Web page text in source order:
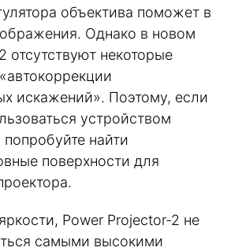
объектива поможет в
Однако в новом
отсутствуют некоторые
искажений». Поэтому, если
устройством
найти
поверхности для
Power Projector-2 не
самыми высокими